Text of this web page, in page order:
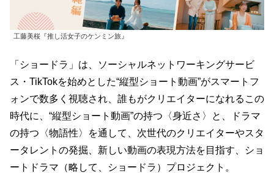
工藤美桜『推し活女子のケンミン旅』
「ショードラ」は、ソーシャルネットワーキングサービ
ス・TikTokを始めとした“縦型ショート動画”がスマートフ
ォンで数多く視聴され、誰もがクリエイターになれるこの
時代に、“縦型ショート動画”の持つ〈身近さ〉と、ドラマ
の持つ〈物語性〉を通して、次世代のクリエイターやスタ
ータレントの発掘、新しい動画の表現方法を目指す、ショ
ートドラマ（略して、ショードラ）プロジェクト。